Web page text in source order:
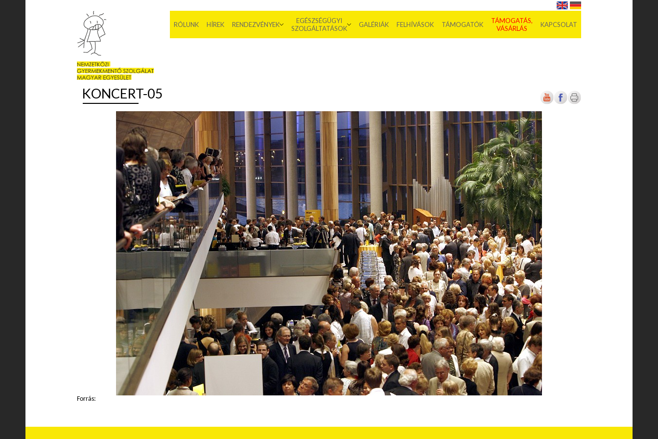
RÓLUNK HÍREK RENDEZVÉNYEK
EGÉSZSÉGÜGYI
SZOLGÁLTATÁSOK
GALÉRIÁK FELHÍVÁSOK TÁMOGATÓK
TÁMOGATÁS,
VÁSÁRLÁS
KAPCSOLAT
KONCERT-05
Forrás: